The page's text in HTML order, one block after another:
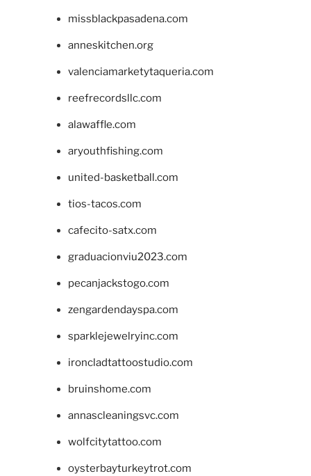
missblackpasadena.com
anneskitchen.org
valenciamarketytaqueria.com
reefrecordsllc.com
alawaffle.com
aryouthfishing.com
united-basketball.com
tios-tacos.com
cafecito-satx.com
graduacionviu2023.com
pecanjackstogo.com
zengardendayspa.com
sparklejewelryinc.com
ironcladtattoostudio.com
bruinshome.com
annascleaningsvc.com
wolfcitytattoo.com
oysterbayturkeytrot.com